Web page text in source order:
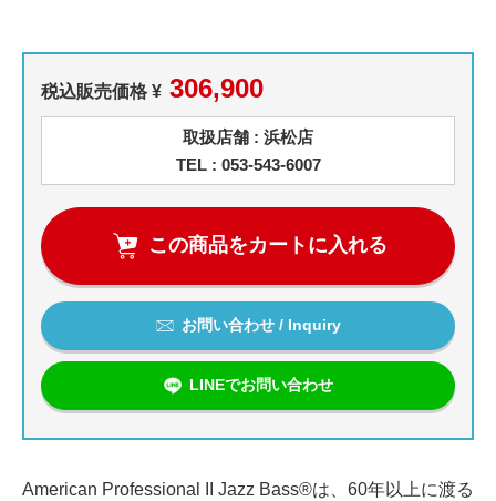
税込販売価格 ¥ 306,900
取扱店舗 : 浜松店
TEL : 053-543-6007
この商品をカートに入れる
お問い合わせ / Inquiry
LINEでお問い合わせ
American Professional II Jazz Bass®は、60年以上に渡る